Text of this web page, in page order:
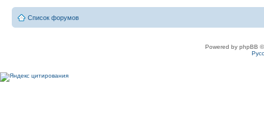
Список форумов
Powered by phpBB